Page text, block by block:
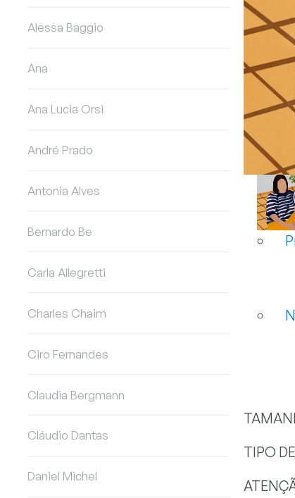
Alessa Baggio
Ana
Ana Lucia Orsi
André Prado
Antonia Alves
Bernardo Be
Carla Allegretti
Charles Chaim
Ciro Fernandes
Claudia Bergmann
Cláudio Dantas
Daniel Michel
TIPO